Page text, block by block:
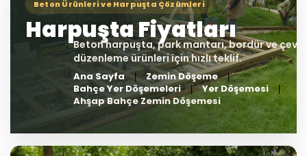
Ana Sayfa
Zemin Döşeme
Bahçe Yer Döşemeleri
Yer Döşemesi
Ahşap Bahçe Zemin Döşemesi